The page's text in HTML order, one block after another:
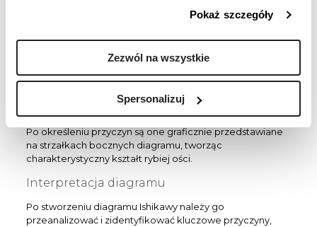
Pokaż szczegóły
Zezwól na wszystkie
Spersonalizuj
przyczyna może mieć kilka podprzyczyn, np.
„błędy ludzkie” → „niewystarczające
Przeczytaj na blogu:
Zarządzanie procesami
biznesowymi (BPM) – czym jest?
Po określeniu przyczyn są one graficznie przedstawiane
na strzałkach bocznych diagramu, tworząc
charakterystyczny kształt rybiej ości.
Interpretacja diagramu
Po stworzeniu diagramu Ishikawy należy go
przeanalizować i zidentyfikować kluczowe przyczyny,